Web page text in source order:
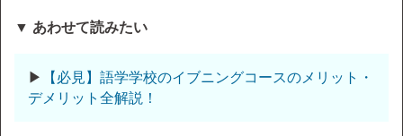
▼ あわせて読みたい
▶
【必見】語学学校のイブニングコースのメリット・
デメリット全解説！